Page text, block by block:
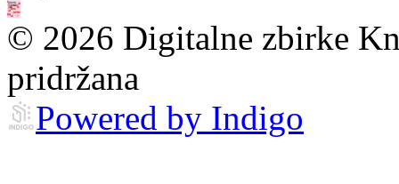
© 2026 Digitalne zbirke
pridržana
Powered by Indigo